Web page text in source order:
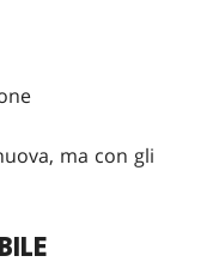
ma con gli